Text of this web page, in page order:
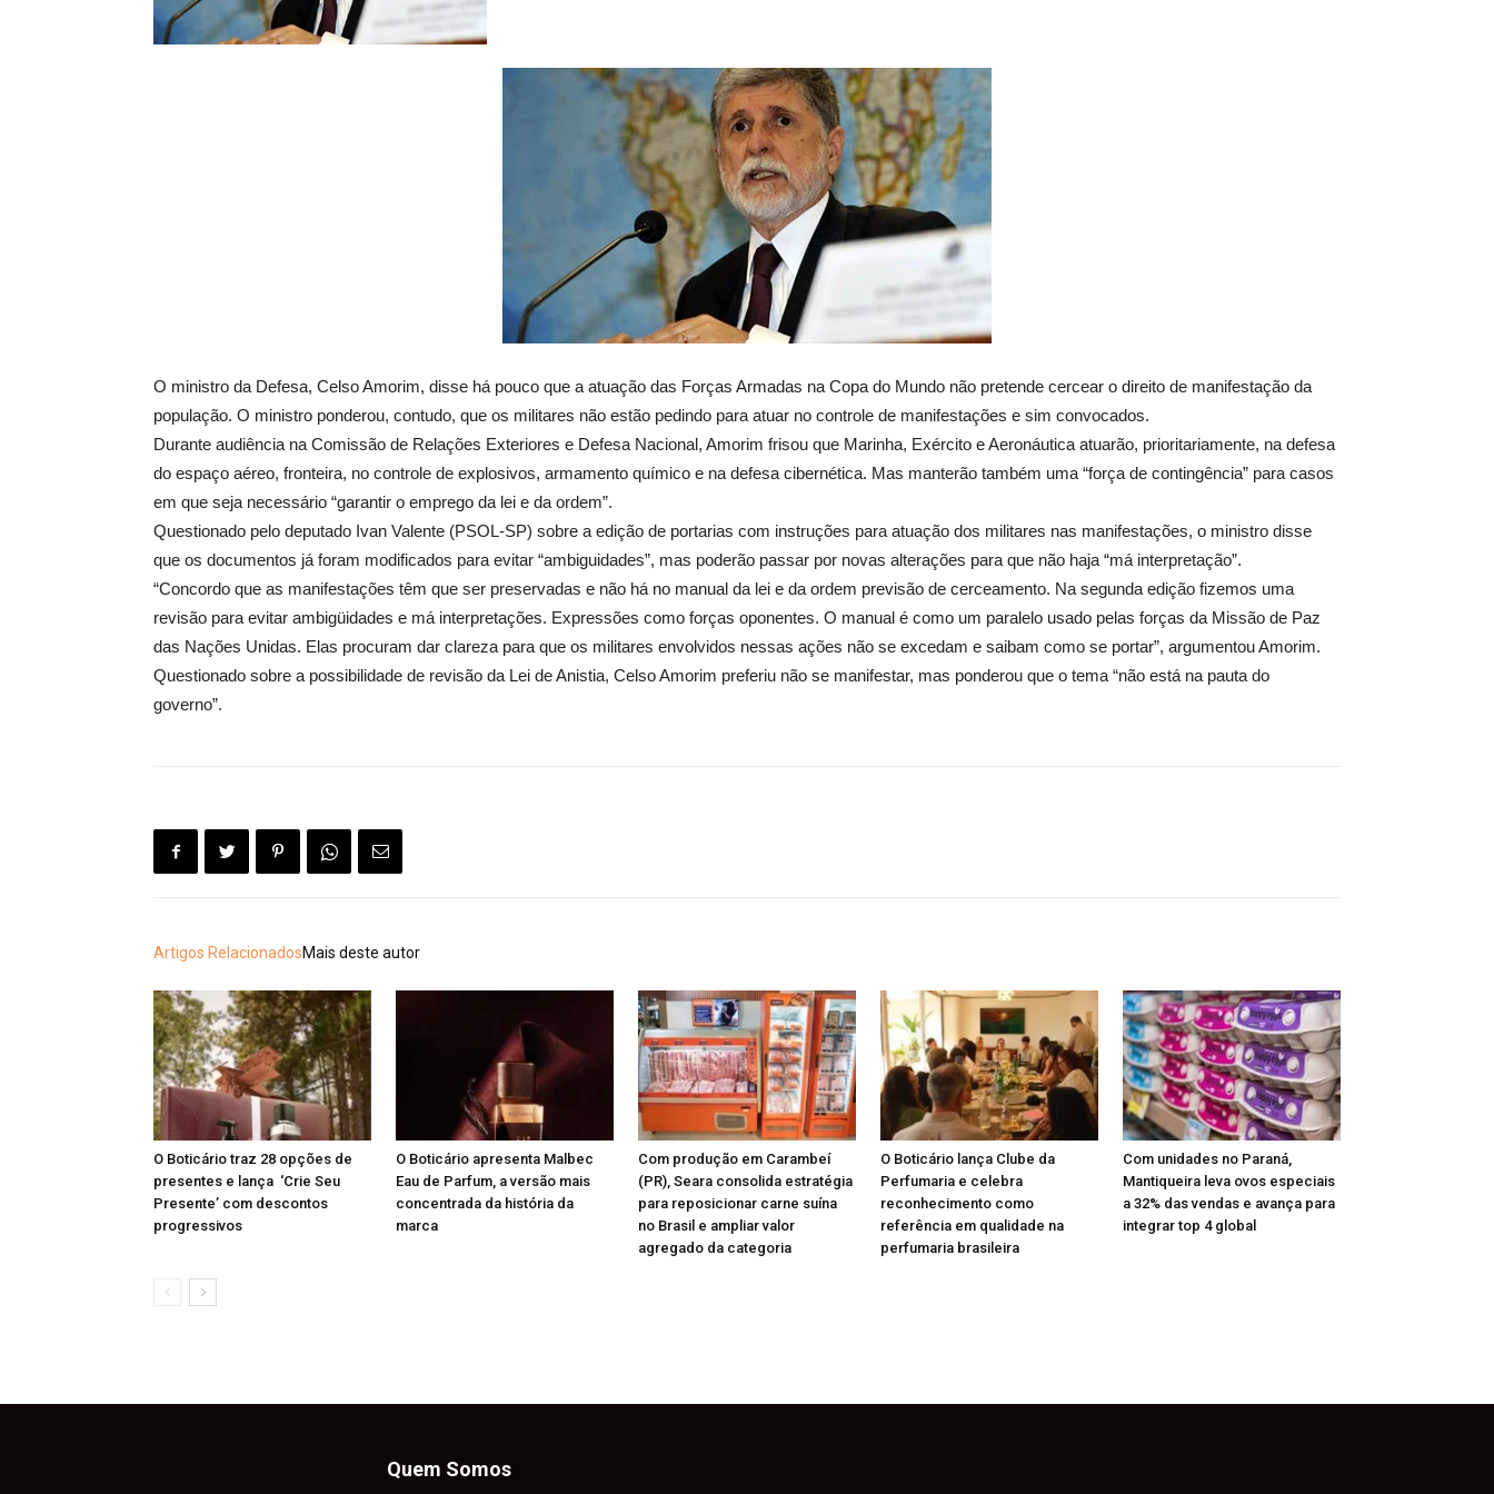
O ministro da Defesa, Celso Amorim, disse há pouco que a atuação das Forças Armadas na Copa do Mundo não pretende cercear o direito de manifestação da
população. O ministro ponderou, contudo, que os militares não estão pedindo para atuar no controle de manifestações e sim convocados.
Durante audiência na Comissão de Relações Exteriores e Defesa Nacional, Amorim frisou que Marinha, Exército e Aeronáutica atuarão, prioritariamente, na defesa
do espaço aéreo, fronteira, no controle de explosivos, armamento químico e na defesa cibernética. Mas manterão também uma “força de contingência” para casos
em que seja necessário “garantir o emprego da lei e da ordem”.
Questionado pelo deputado Ivan Valente (PSOL-SP) sobre a edição de portarias com instruções para atuação dos militares nas manifestações, o ministro disse
que os documentos já foram modificados para evitar “ambiguidades”, mas poderão passar por novas alterações para que não haja “má interpretação”.
“Concordo que as manifestações têm que ser preservadas e não há no manual da lei e da ordem previsão de cerceamento. Na segunda edição fizemos uma
revisão para evitar ambigüidades e má interpretações. Expressões como forças oponentes. O manual é como um paralelo usado pelas forças da Missão de Paz
das Nações Unidas. Elas procuram dar clareza para que os militares envolvidos nessas ações não se excedam e saibam como se portar”, argumentou Amorim.
Questionado sobre a possibilidade de revisão da Lei de Anistia, Celso Amorim preferiu não se manifestar, mas ponderou que o tema “não está na pauta do
governo”.
Artigos RelacionadosMais deste autor
O Boticário traz 28 opções de
presentes e lança ‘Crie Seu
Presente’ com descontos
progressivos
O Boticário apresenta Malbec
Eau de Parfum, a versão mais
concentrada da história da
marca
Com produção em Carambeí
(PR), Seara consolida estratégia
para reposicionar carne suína
no Brasil e ampliar valor
agregado da categoria
O Boticário lança Clube da
Perfumaria e celebra
reconhecimento como
referência em qualidade na
perfumaria brasileira
Com unidades no Paraná,
Mantiqueira leva ovos especiais
a 32% das vendas e avança para
integrar top 4 global
Quem Somos